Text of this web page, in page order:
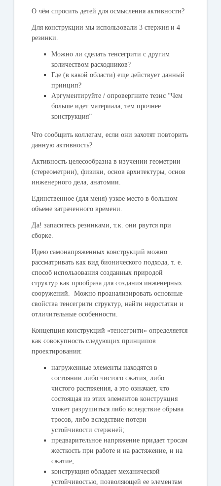
О чём спросить детей для осмысления активности?
Для конструкции мы использовали 3 стержня и 4
резинки.
Можно ли сделать тенсегрити с другим
количеством расходников?
Где (в какой области) еще действует данный
принцип?
Аргументируйте / опровергните тезис “Чем
больше идет материала, тем прочнее
конструкция”
Что сообщить коллегам, если они захотят повторить
данную активность?
Активность целесообразна в изучении геометрии
(стереометрии), физики, основ архитектуры, основ
инженерного дела, анатомии.
Единственное (для меня) узкое место в большом
объеме затраченного времени.
Да! запаситесь резинками, т.к. они рвутся при
сборке.
Идею самонапряженных конструкций можно
рассматривать как вид бионического подхода, т. е.
способ использования созданных природой
структур как прообраза для создания инженерных
сооружений. Можно проанализировать основные
свойства тенсегрити структур, найти недостатки и
отличительные особенности.
Концепция конструкций «тенсегрити» определяется
как совокупность следующих принципов
проектирования:
нагруженные элементы находятся в
состоянии либо чистого сжатия, либо
чистого растяжения, а это означает, что
состоящая из этих элементов конструкция
может разрушиться либо вследствие обрыва
тросов, либо вследствие потери
устойчивости стержней;
предварительное напряжение придает тросам
жесткость при работе и на растяжение, и на
сжатие;
конструкция обладает механической
устойчивостью, позволяющей ее элементам